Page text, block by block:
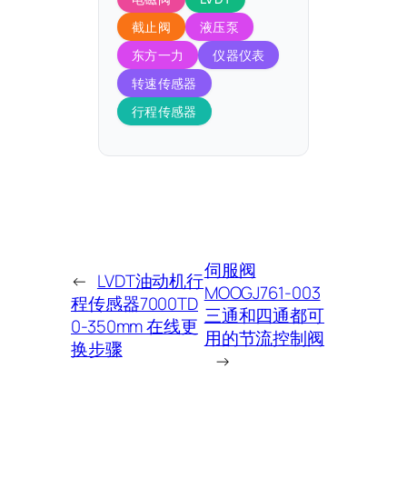
截止阀
液压泵
东方一力
仪器仪表
转速传感器
行程传感器
← LVDT油动机行
程传感器7000TD
0-350mm 在线更
换步骤
伺服阀
MOOGJ761-003
三通和四通都可
用的节流控制阀
→